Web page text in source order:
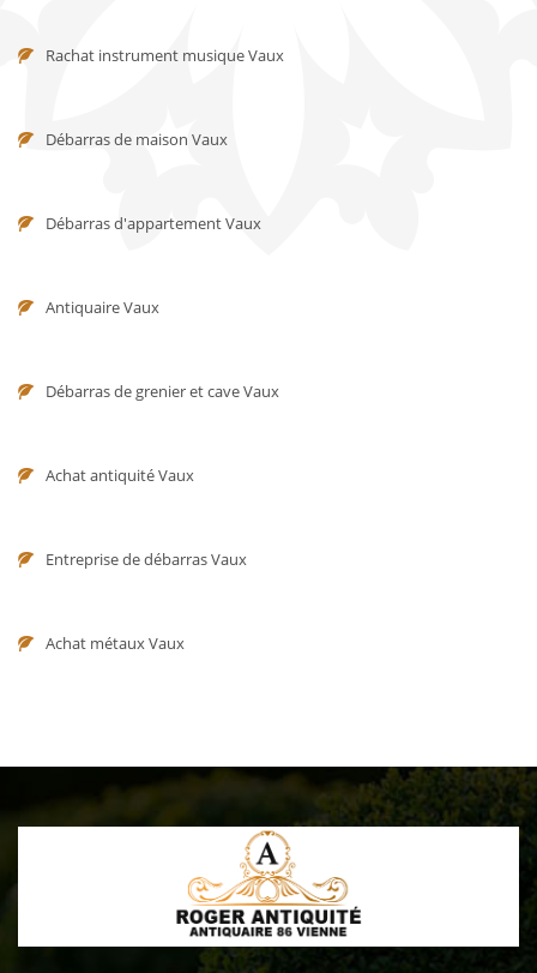
Rachat instrument musique Vaux
Débarras de maison Vaux
Débarras d'appartement Vaux
Antiquaire Vaux
Débarras de grenier et cave Vaux
Achat antiquité Vaux
Entreprise de débarras Vaux
Achat métaux Vaux